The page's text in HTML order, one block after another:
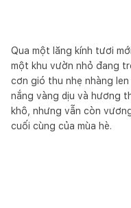
Qua một lăng kính tươi
một khu vườn nhỏ đang
cơn gió thu nhẹ nhàng
nắng vàng dịu và hương
khô, nhưng vẫn còn
cuối cùng của mùa hè.